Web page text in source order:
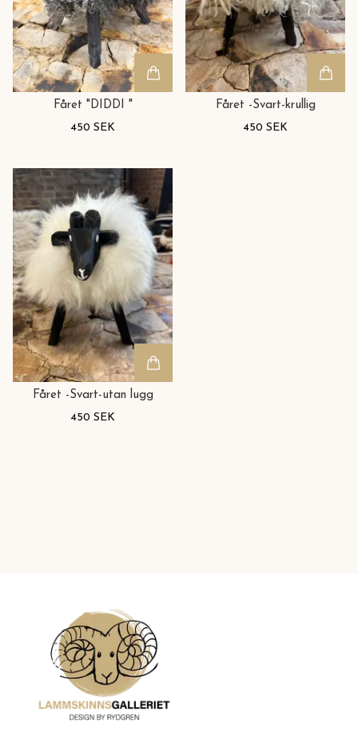
Fåret "DIDDI "
450 SEK
Fåret -Svart-krullig
450 SEK
Fåret -Svart-utan lugg
450 SEK